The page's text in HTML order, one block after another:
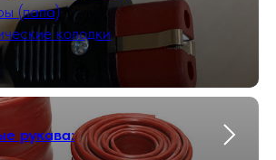
(папа)
колодки
рукава: